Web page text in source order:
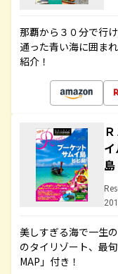
那覇から３０分で行
通った青い海に囲ま
紹介！
美しすぎる海で一生
のタイリゾート、最
MAP」付き！